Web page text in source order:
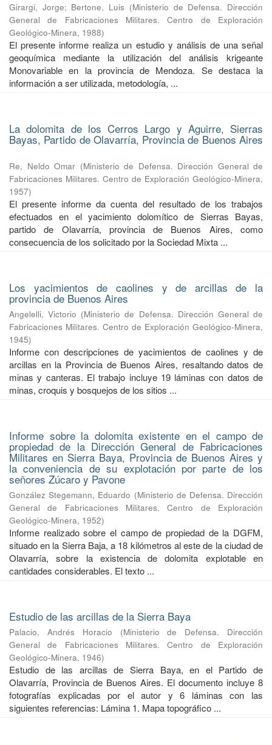
Girargi, Jorge; Bertone, Luis (Ministerio de Defensa. Dirección
General de Fabricaciones Militares. Centro de Exploración
Geológico-Minera, 1988)
El presente informe realiza un estudio y análisis de una señal
geoquímica mediante la utilización del análisis krigeante
Monovariable en la provincia de Mendoza. Se destaca la
información a ser utilizada, metodología, ...
La dolomita de los Cerros Largo y Aguirre, Sierras
Bayas, Partido de Olavarría, Provincia de Buenos Aires
Re, Neldo Omar (Ministerio de Defensa. Dirección General de
Fabricaciones Militares. Centro de Exploración Geológico-Minera,
1957)
El presente informe da cuenta del resultado de los trabajos
efectuados en el yacimiento dolomítico de Sierras Bayas,
partido de Olavarría, provincia de Buenos Aires, como
consecuencia de los solicitado por la Sociedad Mixta ...
Los yacimientos de caolines y de arcillas de la
provincia de Buenos Aires
Angelelli, Victorio (Ministerio de Defensa. Dirección General de
Fabricaciones Militares. Centro de Exploración Geológico-Minera,
1945)
Informe con descripciones de yacimientos de caolines y de
arcillas en la Provincia de Buenos Aires, resaltando datos de
minas y canteras. El trabajo incluye 19 láminas con datos de
minas, croquis y bosquejos de los sitios ...
Informe sobre la dolomita existente en el campo de
propiedad de la Dirección General de Fabricaciones
Militares en Sierra Baya, Provincia de Buenos Aires y
la conveniencia de su explotación por parte de los
señores Zúcaro y Pavone
González Stegemann, Eduardo (Ministerio de Defensa. Dirección
General de Fabricaciones Militares. Centro de Exploración
Geológico-Minera, 1952)
Informe realizado sobre el campo de propiedad de la DGFM,
situado en la Sierra Baja, a 18 kilómetros al este de la ciudad de
Olavarría, sobre la existencia de dolomita explotable en
cantidades considerables. El texto ...
Estudio de las arcillas de la Sierra Baya
Palacio, Andrés Horacio (Ministerio de Defensa. Dirección
General de Fabricaciones Militares. Centro de Exploración
Geológico-Minera, 1946)
Estudio de las arcillas de Sierra Baya, en el Partido de
Olavarría, Provincia de Buenos Aires. El documento incluye 8
fotografías explicadas por el autor y 6 láminas con las
siguientes referencias: Lámina 1. Mapa topográfico ...